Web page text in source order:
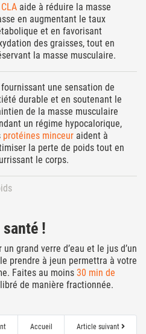
CLA aide à réduire la masse
en augmentant le taux
et en favorisant
des graisses, tout en
la masse musculaire.
fournissant une sensation de
durable et en soutenant le
de la masse musculaire
un régime hypocalorique,
protéines minceur aident à
la perte de poids tout en
le corps.
!
grand verre d’eau et le jus d’un
prendre à jeun permettra à votre
Faites au moins 30 min de
de manière fractionnée.
Accueil Article suivant